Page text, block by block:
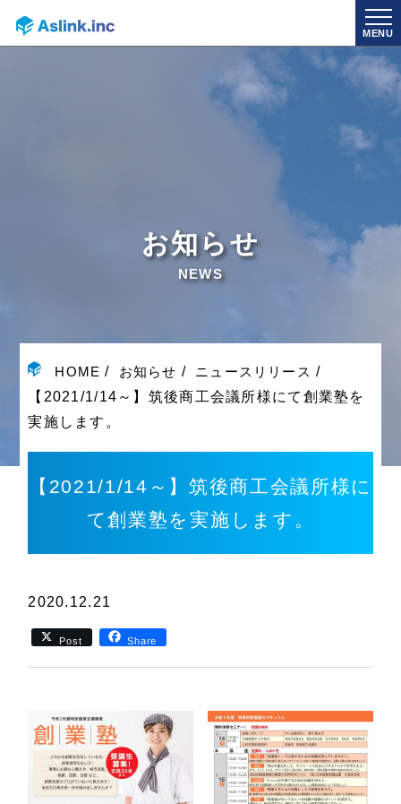
MENU
お知らせ
NEWS
HOME お知らせ
ニュースリリース
【2021/1/14～】筑後商工会議所様にて創業塾を
実施します。
【2021/1/14～】筑後商工会議所様に
て創業塾を実施します。
2020.12.21
Post Share